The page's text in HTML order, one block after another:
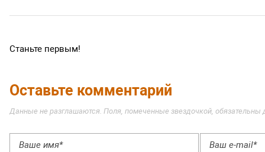
Станьте первым!
Оставьте комментарий
Данные не разглашаются. Поля, помеченные звездочкой, обязательны